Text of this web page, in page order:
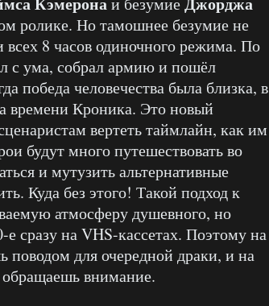
ролике. Но тамошнее безумие не
всех 8 часов одиночного режима. По
с ума, собрал армию и пошёл
победа человечества была близка, в
времени Кроника. Это новый
вертеть таймлайн, как им
будут много путешествовать во
и мутузить альтернативные
Куда без этого! Такой подход к
атмосферу душевного, но
сразу на VHS-кассетах. Поэтому на
поводом для очередной драки, и на
обращаешь внимание.